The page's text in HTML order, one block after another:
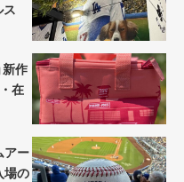
新作
在
アー
場の